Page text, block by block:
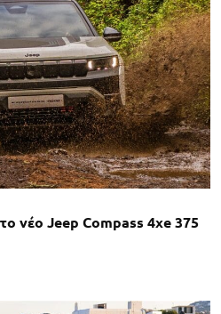
νέο Jeep Compass 4xe 375